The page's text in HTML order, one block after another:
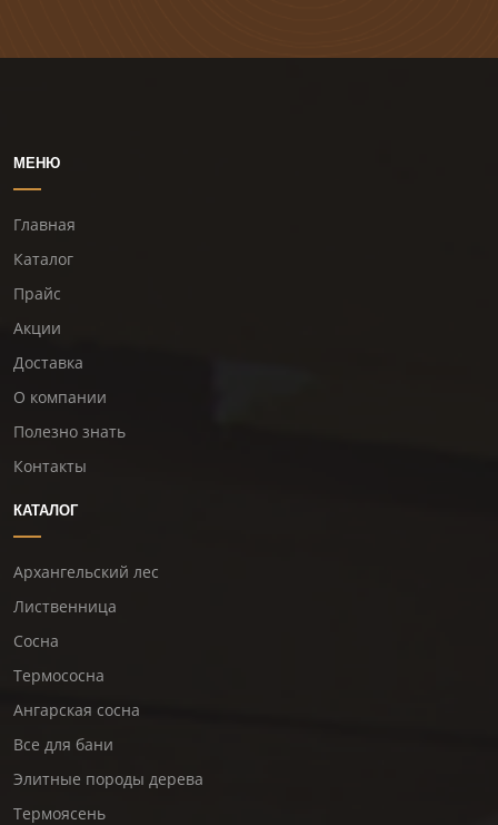
МЕНЮ
Главная
Каталог
Прайс
Акции
Доставка
О компании
Полезно знать
Контакты
КАТАЛОГ
Архангельский лес
Лиственница
Сосна
Термососна
Ангарская сосна
Все для бани
Элитные породы дерева
Термоясень